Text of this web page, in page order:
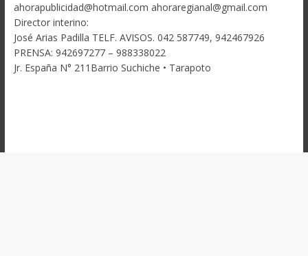
ahorapublicidad@hotmail.com ahoraregianal@gmail.com
Director interino:
José Arias Padilla TELF. AVISOS. 042 587749, 942467926
PRENSA: 942697277 – 988338022
Jr. España N° 211Barrio Suchiche • Tarapoto